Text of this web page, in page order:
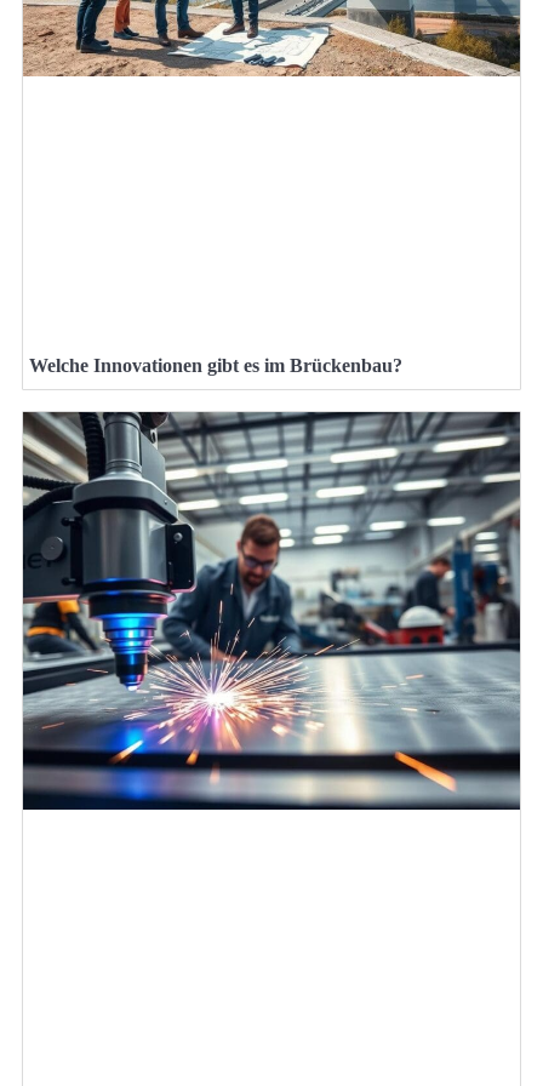
Welche Innovationen gibt es im Brückenbau?